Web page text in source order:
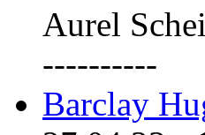
Aurel
----------
Barclay